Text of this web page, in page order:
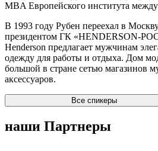
MBA Европейского института
В 1993 году Рубен переехал в
президентом ГК «HENDERSON-
Henderson предлагает мужчинам
одежду для работы и отдыха. Дом
большой в стране сетью магазинов
аксессуаров.
Все спикеры
наши Партнеры